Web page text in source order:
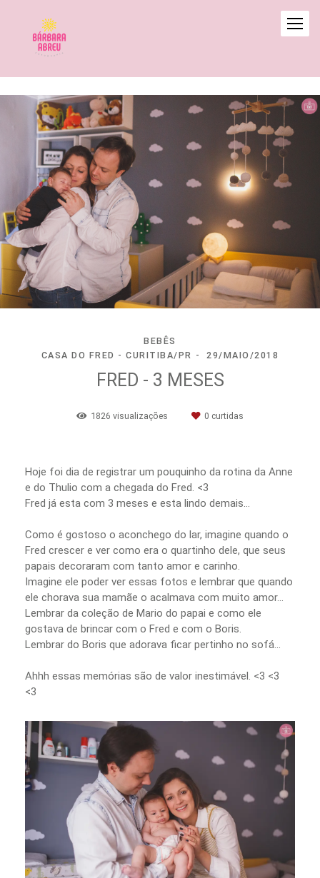
BEBÊS
CASA DO FRED - CURITIBA/PR
29/MAIO/2018
FRED - 3 MESES
1826 visualizações 0 curtidas
Hoje foi dia de registrar um pouquinho da rotina da Anne
e do Thulio com a chegada do Fred. <3
Fred já esta com 3 meses e esta lindo demais...
Como é gostoso o aconchego do lar, imagine quando o
Fred crescer e ver como era o quartinho dele, que seus
papais decoraram com tanto amor e carinho.
Imagine ele poder ver essas fotos e lembrar que quando
ele chorava sua mamãe o acalmava com muito amor...
Lembrar da coleção de Mario do papai e como ele
gostava de brincar com o Fred e com o Boris.
Lembrar do Boris que adorava ficar pertinho no sofá...
Ahhh essas memórias são de valor inestimável. <3 <3
<3